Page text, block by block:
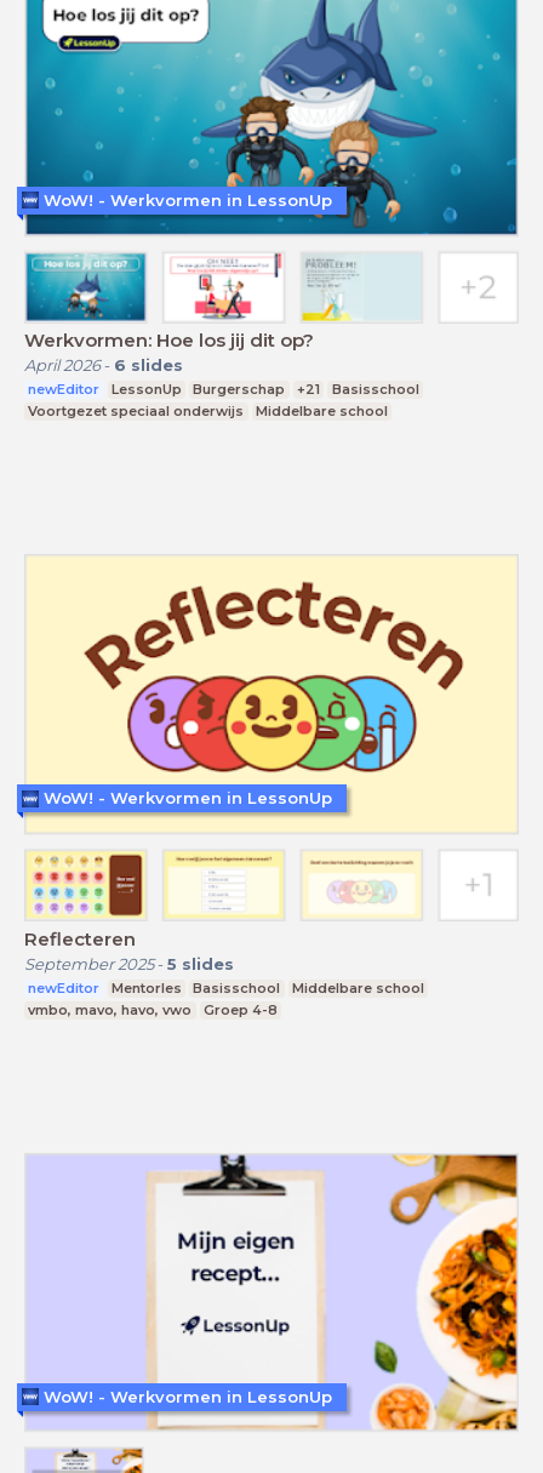
Werkvormen: Hoe los jij dit op?
April 2026- 6 slides
newEditor LessonUp Burgerschap +21
Basisschool
Voortgezet speciaal onderwijs
Middelbare school
WoW! - Werkvormen in LessonUp
Reflecteren
September 2025- 5 slides
newEditor Mentorles Basisschool
Middelbare school
vmbo, mavo, havo, vwo
Groep 4-8
WoW! - Werkvormen in LessonUp
WoW! - Werkvormen in LessonUp